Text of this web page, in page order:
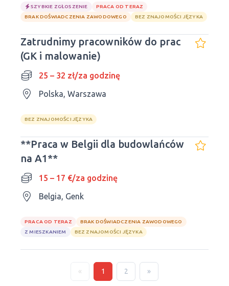
SZYBKIE ZGŁOSZENIE
PRACA OD TERAZ
BRAK DOŚWIADCZENIA ZAWODOWEGO
BEZ ZNAJOMOŚCI JĘZYKA
Zatrudnimy pracowników do prac
(GK i malowanie)
25 – 32 zł/za godzinę
Polska, Warszawa
BEZ ZNAJOMOŚCI JĘZYKA
**Praca w Belgii dla budowlańców
na A1**
15 – 17 €/za godzinę
Belgia, Genk
PRACA OD TERAZ
BRAK DOŚWIADCZENIA ZAWODOWEGO
Z MIESZKANIEM
BEZ ZNAJOMOŚCI JĘZYKA
« 1 2 »